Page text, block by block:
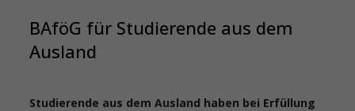
BAföG für Studierende aus dem
Ausland
Studierende aus dem Ausland haben bei Erfüllung